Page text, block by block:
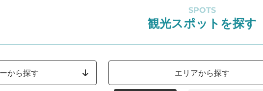
SPOTS
観光スポットを探す
から探す エリアから探す